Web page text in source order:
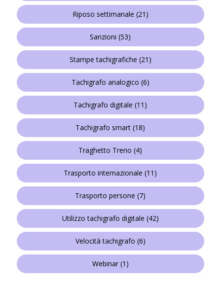
Riposo settimanale (21)
Sanzioni (53)
Stampe tachigrafiche (21)
Tachigrafo analogico (6)
Tachigrafo digitale (11)
Tachigrafo smart (18)
Traghetto Treno (4)
Trasporto internazionale (11)
Trasporto persone (7)
Utilizzo tachigrafo digitale (42)
Velocità tachigrafo (6)
Webinar(1)